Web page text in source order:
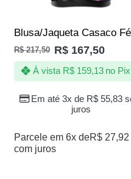
R$217,50 R$ 167,50
Em até 3x de R$ 55,83
juros
À vista R$159,13 no Pix
Parcele em 6x deR$ 27,92
com juros